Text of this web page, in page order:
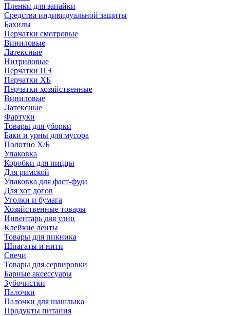
Пленки для запайки
Средства индивидуальной защиты
Бахилы
Перчатки смотровые
Виниловые
Латексные
Нитриловые
Перчатки ПЭ
Перчатки ХБ
Перчатки хозяйственные
Виниловые
Латексные
Фартуки
Товары для уборки
Баки и урны для мусора
Полотно Х/Б
Упаковка
Коробки для пиццы
Для римской
Упаковка для фаст-фуда
Для хот догов
Уголки и бумага
Хозяйственные товары
Инвентарь для улиц
Клейкие ленты
Товары для пикника
Шпагаты и нити
Свечи
Товары для сервировки
Барные аксессуары
Зубочистки
Палочки
Палочки для шашлыка
Продукты питания